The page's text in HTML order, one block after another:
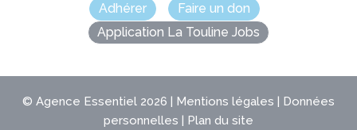
Adhérer
Faire un don
Application La Touline Jobs
© Agence Essentiel 2026 | Mentions légales
Données
personnelles
Plan du site